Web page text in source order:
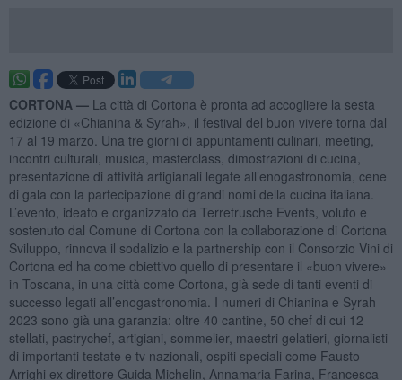
CORTONA — La città di Cortona è pronta ad accogliere la sesta
edizione di «Chianina & Syrah», il festival del buon vivere torna dal
17 al 19 marzo. Una tre giorni di appuntamenti culinari, meeting,
incontri culturali, musica, masterclass, dimostrazioni di cucina,
presentazione di attività artigianali legate all’enogastronomia, cene
di gala con la partecipazione di grandi nomi della cucina italiana.
L’evento, ideato e organizzato da Terretrusche Events, voluto e
sostenuto dal Comune di Cortona con la collaborazione di Cortona
Sviluppo, rinnova il sodalizio e la partnership con il Consorzio Vini di
Cortona ed ha come obiettivo quello di presentare il «buon vivere»
in Toscana, in una città come Cortona, già sede di tanti eventi di
successo legati all’enogastronomia. I numeri di Chianina e Syrah
2023 sono già una garanzia: oltre 40 cantine, 50 chef di cui 12
stellati, pastrychef, artigiani, sommelier, maestri gelatieri, giornalisti
di importanti testate e tv nazionali, ospiti speciali come Fausto
Arrighi ex direttore Guida Michelin, Annamaria Farina, Francesca